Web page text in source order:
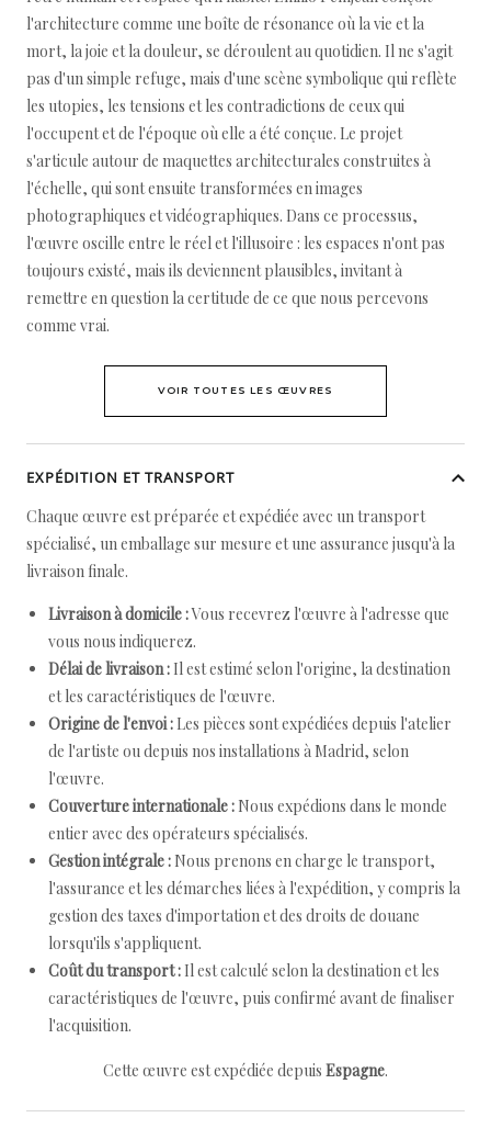
l'architecture comme une boîte de résonance où la vie et la
mort, la joie et la douleur, se déroulent au quotidien. Il ne s'agit
pas d'un simple refuge, mais d'une scène symbolique qui reflète
les utopies, les tensions et les contradictions de ceux qui
l'occupent et de l'époque où elle a été conçue. Le projet
s'articule autour de maquettes architecturales construites à
l'échelle, qui sont ensuite transformées en images
photographiques et vidéographiques. Dans ce processus,
l'œuvre oscille entre le réel et l'illusoire : les espaces n'ont pas
toujours existé, mais ils deviennent plausibles, invitant à
remettre en question la certitude de ce que nous percevons
comme vrai.
VOIR TOUTES LES ŒUVRES
EXPÉDITION ET TRANSPORT
Chaque œuvre est préparée et expédiée avec un transport
spécialisé, un emballage sur mesure et une assurance jusqu'à la
livraison finale.
Livraison à domicile :Vous recevrez l'œuvre à l'adresse que
vous nous indiquerez.
Délai de livraison : Il est estimé selon l'origine, la destination
et les caractéristiques de l'œuvre.
Origine de l'envoi : Les pièces sont expédiées depuis l'atelier
de l'artiste ou depuis nos installations à Madrid, selon
l'œuvre.
Couverture internationale : Nous expédions dans le monde
entier avec des opérateurs spécialisés.
Gestion intégrale : Nous prenons en charge le transport,
l'assurance et les démarches liées à l'expédition, y compris la
gestion des taxes d'importation et des droits de douane
lorsqu'ils s'appliquent.
Coût du transport : Il est calculé selon la destination et les
caractéristiques de l'œuvre, puis confirmé avant de finaliser
l'acquisition.
Cette œuvre est expédiée depuis Espagne.